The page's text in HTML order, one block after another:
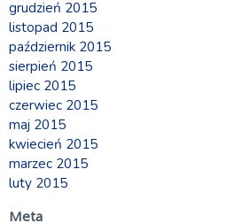
grudzień 2015
listopad 2015
październik 2015
sierpień 2015
lipiec 2015
czerwiec 2015
maj 2015
kwiecień 2015
marzec 2015
luty 2015
Meta